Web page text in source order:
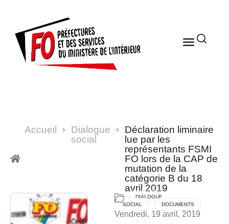
Accueil
Dialogue
social
Déclaration liminaire
lue par les
représentants FSMI
FO lors de la CAP de
mutation de la
catégorie B du 18
avril 2019
DIALOGUE
SOCIAL
DOCUMENTS
Vendredi, 19 avril, 2019